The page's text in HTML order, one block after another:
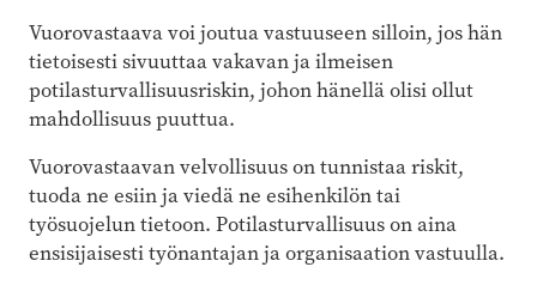
Vuorovastaava voi joutua vastuuseen silloin, jos hän
tietoisesti sivuuttaa vakavan ja ilmeisen
potilasturvallisuusriskin, johon hänellä olisi ollut
mahdollisuus puuttua.
Vuorovastaavan velvollisuus on tunnistaa riskit,
tuoda ne esiin ja viedä ne esihenkilön tai
työsuojelun tietoon. Potilasturvallisuus on aina
ensisijaisesti työnantajan ja organisaation vastuulla.